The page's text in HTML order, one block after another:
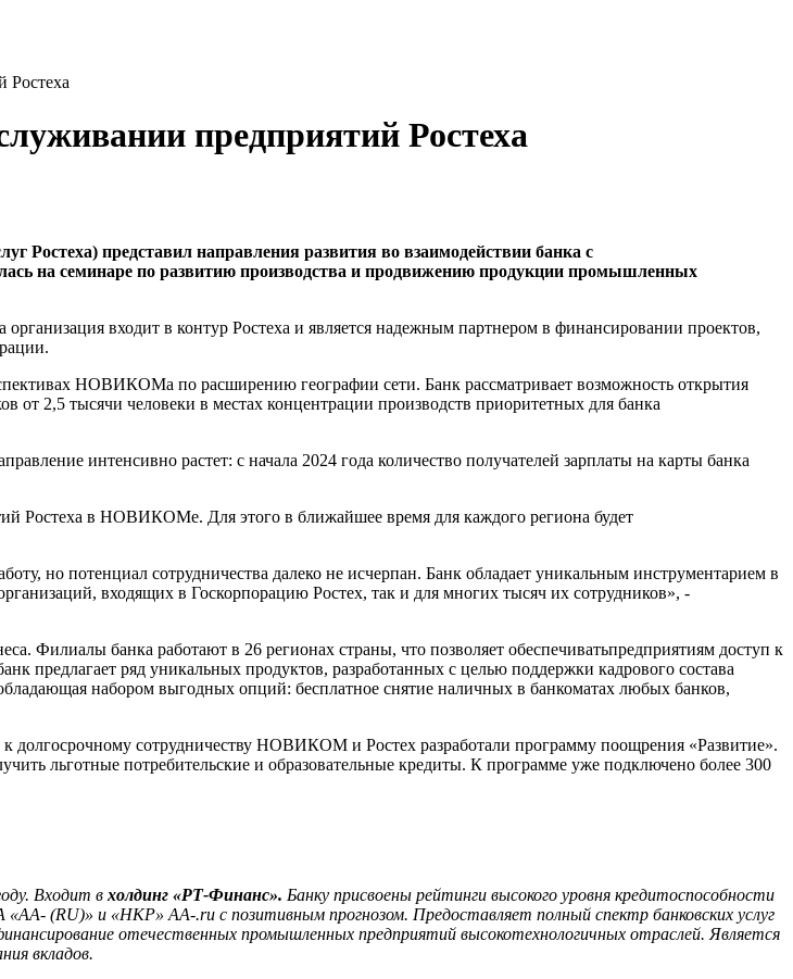
Ростеха
предприятий Ростеха
представил направления развития во взаимодействиибанка с
на семинаре по развитию производства и продвижению продукции промышленных
входит в контур Ростеха и является надежным партнером в финансировании проектов,
НОВИКОМа по расширению географии сети. Банк рассматривает возможность открытия
от 2,5 тысячи человеки в местах концентрации производств приоритетных для банка
интенсивно растет: с начала 2024 года количество получателей зарплаты на карты банка
Ростеха в НОВИКОМе. Для этого в ближайшее время для каждого региона будет
но потенциал сотрудничества далеко не исчерпан. Банк обладает уникальным инструментарием в
входящих в Госкорпорацию Ростех, так и для многих тысяч их сотрудников», -
Филиалы банка работают в 26 регионах страны, что позволяет обеспечиватьпредприятиям доступ к
предлагает ряд уникальных продуктов, разработанных с целью поддержки кадрового состава
набором выгодных опций: бесплатное снятие наличных в банкоматах любых банков,
долгосрочному сотрудничеству НОВИКОМ и Ростех разработали программу поощрения «Развитие».
льготные потребительские и образовательные кредиты. К программе уже подключено более 300
Входит в холдинг «РТ-Финанс». Банку присвоены рейтинги высокого уровня кредитоспособности
(RU)» и «НКР» АА-.ru с позитивным прогнозом. Предоставляет полный спектр банковских услуг
отечественных промышленных предприятий высокотехнологичных отраслей. Является
вкладов.